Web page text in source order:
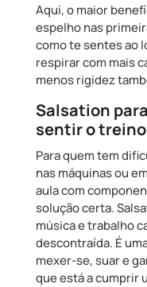
Aqui, o maior
espelho nas
como te sentes ao
respirar com mais
menos rigidez
Salsation
sentir o
Para quem tem
nas máquinas ou
aula com
solução certa.
música e trabalho
descontraída. É
mexer-se, suar e
que está a cumprir